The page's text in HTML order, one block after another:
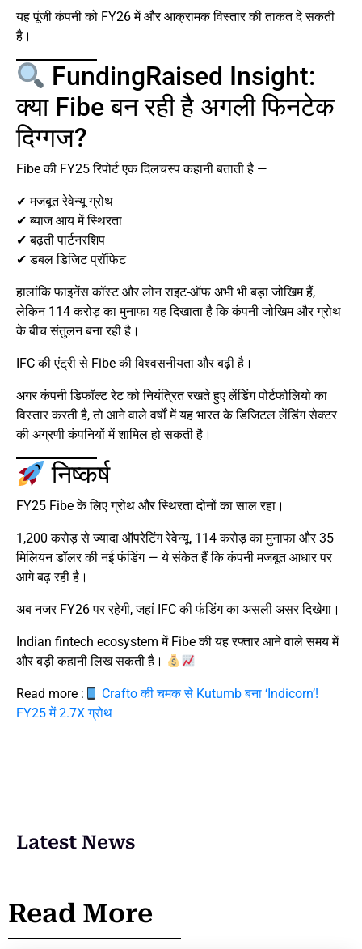
यह पूंजी कंपनी को FY26 में और आक्रामक विस्तार की ताकत दे सकती
है।
FundingRaised Insight:
क्या Fibe बन रही है अगली फिनटेक
दिग्गज?
Fibe की FY25 रिपोर्ट एक दिलचस्प कहानी बताती है —
✔ मजबूत रेवेन्यू ग्रोथ
✔ ब्याज आय में स्थिरता
✔ बढ़ती पार्टनरशिप
✔ डबल डिजिट प्रॉफिट
हालांकि फाइनेंस कॉस्ट और लोन राइट-ऑफ अभी भी बड़ा जोखिम हैं,
लेकिन 114 करोड़ का मुनाफा यह दिखाता है कि कंपनी जोखिम और ग्रोथ
के बीच संतुलन बना रही है।
IFC की एंट्री से Fibe की विश्वसनीयता और बढ़ी है।
अगर कंपनी डिफॉल्ट रेट को नियंत्रित रखते हुए लेंडिंग पोर्टफोलियो का
विस्तार करती है, तो आने वाले वर्षों में यह भारत के डिजिटल लेंडिंग सेक्टर
की अग्रणी कंपनियों में शामिल हो सकती है।
निष्कर्ष
FY25 Fibe के लिए ग्रोथ और स्थिरता दोनों का साल रहा।
1,200 करोड़ से ज्यादा ऑपरेटिंग रेवेन्यू, 114 करोड़ का मुनाफा और 35
मिलियन डॉलर की नई फंडिंग — ये संकेत हैं कि कंपनी मजबूत आधार पर
आगे बढ़ रही है।
अब नजर FY26 पर रहेगी, जहां IFC की फंडिंग का असली असर दिखेगा।
Indian fintech ecosystem में Fibe की यह रफ्तार आने वाले समय में
और बड़ी कहानी लिख सकती है।
Read more :
Crafto की चमक से Kutumb बना ‘Indicorn’!
FY25 में 2.7X ग्रोथ
Latest News
Read More